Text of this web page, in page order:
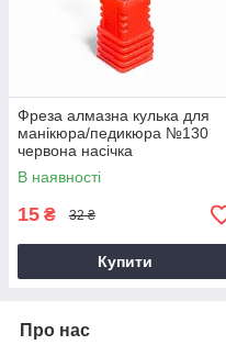
Фреза алмазна кулька для
манікюра/педикюра №130
червона насічка
В наявності
15 ₴ 32 ₴
Купити
Про нас